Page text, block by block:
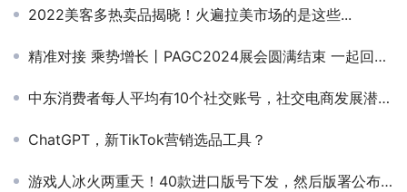
2022美客多热卖品揭晓！火遍拉美市场的是这些...
精准对接 乘势增长丨PAGC2024展会圆满结束 一起回顾精彩瞬间！
中东消费者每人平均有10个社交账号，社交电商发展潜力巨大
ChatGPT，新TikTok营销选品工具？
游戏人冰火两重天！40款进口版号下发，然后版署公布网游新规……